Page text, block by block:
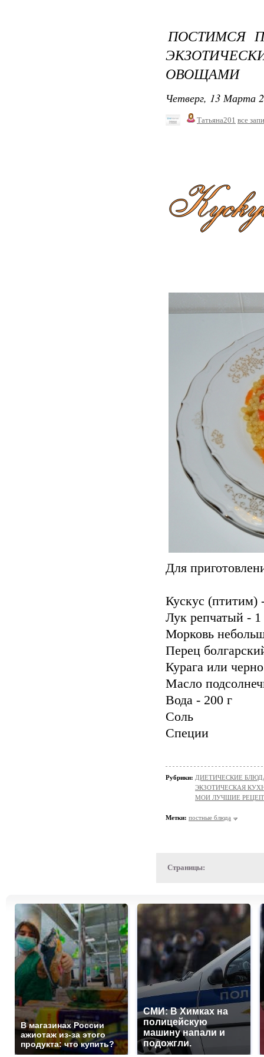
ПОСТИМСЯ
ОВОЩАМИ
Четверг, 13 Марта
Татьяна201 все
Для
Кускус (птитим)
Лук репчатый -
Морковь
Перец
Курага или
Масло
Вода - 200 г
Соль
Специи
Рубрики: ДИЕТИЧЕСКИЕ
ЭКЗОТИЧЕСКАЯ
МОИ ЛУЧШИЕ
Метки: постные блюда
Страницы:
В магазинах России
ажиотаж из-за этого
продукта: что купить?
СМИ: В Химках на
полицейскую
машину напали и
подожгли.